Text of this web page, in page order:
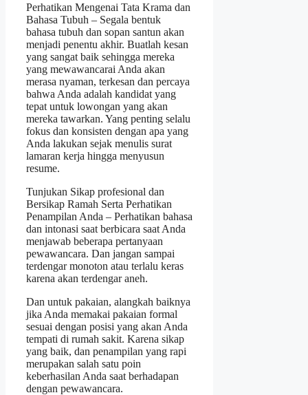
Perhatikan Mengenai Tata Krama dan
Bahasa Tubuh – Segala bentuk
bahasa tubuh dan sopan santun akan
menjadi penentu akhir. Buatlah kesan
yang sangat baik sehingga mereka
yang mewawancarai Anda akan
merasa nyaman, terkesan dan percaya
bahwa Anda adalah kandidat yang
tepat untuk lowongan yang akan
mereka tawarkan. Yang penting selalu
fokus dan konsisten dengan apa yang
Anda lakukan sejak menulis surat
lamaran kerja hingga menyusun
resume.
Tunjukan Sikap profesional dan
Bersikap Ramah Serta Perhatikan
Penampilan Anda – Perhatikan bahasa
dan intonasi saat berbicara saat Anda
menjawab beberapa pertanyaan
pewawancara. Dan jangan sampai
terdengar monoton atau terlalu keras
karena akan terdengar aneh.
Dan untuk pakaian, alangkah baiknya
jika Anda memakai pakaian formal
sesuai dengan posisi yang akan Anda
tempati di rumah sakit. Karena sikap
yang baik, dan penampilan yang rapi
merupakan salah satu poin
keberhasilan Anda saat berhadapan
dengan pewawancara.